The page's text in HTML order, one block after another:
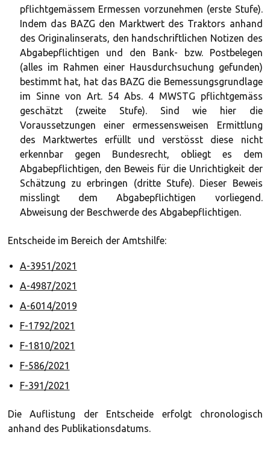
pflichtgemässem Ermessen vorzunehmen (erste Stufe).
Indem das BAZG den Marktwert des Traktors anhand
des Originalinserats, den handschriftlichen Notizen des
Abgabepflichtigen und den Bank- bzw. Postbelegen
(alles im Rahmen einer Hausdurchsuchung gefunden)
bestimmt hat, hat das BAZG die Bemessungsgrundlage
im Sinne von Art. 54 Abs. 4 MWSTG pflichtgemäss
geschätzt (zweite Stufe). Sind wie hier die
Voraussetzungen einer ermessensweisen Ermittlung
des Marktwertes erfüllt und verstösst diese nicht
erkennbar gegen Bundesrecht, obliegt es dem
Abgabepflichtigen, den Beweis für die Unrichtigkeit der
Schätzung zu erbringen (dritte Stufe). Dieser Beweis
misslingt dem Abgabepflichtigen vorliegend.
Abweisung der Beschwerde des Abgabepflichtigen.
Entscheide im Bereich der Amtshilfe:
A-3951/2021
A-4987/2021
A-6014/2019
F-1792/2021
F-1810/2021
F-586/2021
F-391/2021
Die Auflistung der Entscheide erfolgt chronologisch
anhand des Publikationsdatums.